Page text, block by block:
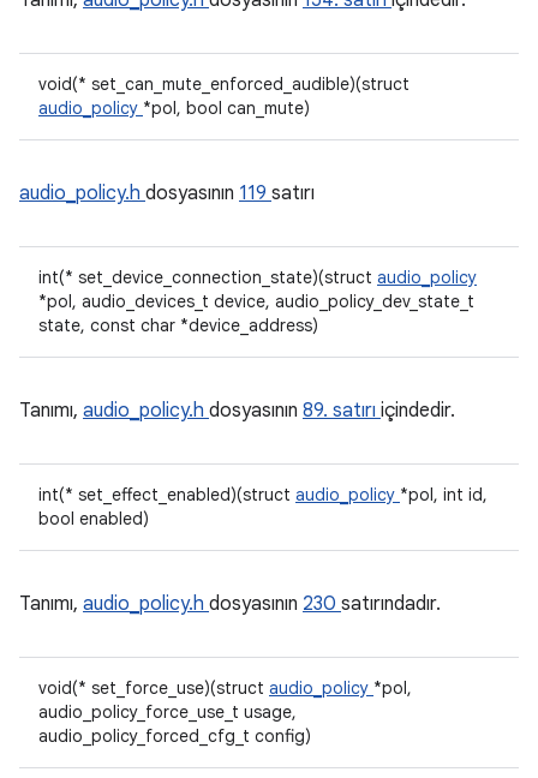
void(* set_can_mute_enforced_audible)(struct
audio_policy *pol, bool can_mute)
audio_policy.h dosyasının 119 satırı
int(* set_device_connection_state)(struct audio_policy
*pol, audio_devices_t device, audio_policy_dev_state_t
state, const char *device_address)
Tanımı, audio_policy.h dosyasının 89. satırı içindedir.
int(* set_effect_enabled)(struct audio_policy *pol, int id,
bool enabled)
Tanımı, audio_policy.h dosyasının 230 satırındadır.
void(* set_force_use)(struct audio_policy *pol,
audio_policy_force_use_t usage,
audio_policy_forced_cfg_t config)